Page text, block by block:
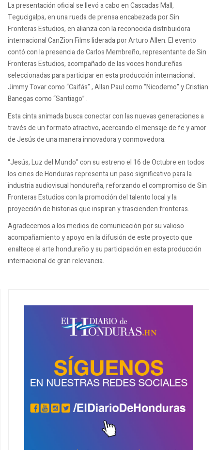
La presentación oficial se llevó a cabo en Cascadas Mall,
Tegucigalpa, en una rueda de prensa encabezada por Sin
Fronteras Estudios, en alianza con la reconocida distribuidora
internacional CanZion Films liderada por Arturo Allen. El evento
contó con la presencia de Carlos Membreño, representante de Sin
Fronteras Estudios, acompañado de las voces hondureñas
seleccionadas para participar en esta producción internacional:
Jimmy Tovar como “Caifás” , Allan Paul como “Nicodemo” y Cristian
Banegas como “Santiago” .
Esta cinta animada busca conectar con las nuevas generaciones a
través de un formato atractivo, acercando el mensaje de fe y amor
de Jesús de una manera innovadora y conmovedora.
“Jesús, Luz del Mundo” con su estreno el 16 de Octubre en todos
los cines de Honduras representa un paso significativo para la
industria audiovisual hondureña, reforzando el compromiso de Sin
Fronteras Estudios con la promoción del talento local y la
proyección de historias que inspiran y trascienden fronteras.
Agradecemos a los medios de comunicación por su valioso
acompañamiento y apoyo en la difusión de este proyecto que
enaltece el arte hondureño y su participación en esta producción
internacional de gran relevancia.